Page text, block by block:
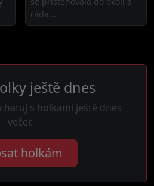
ráda...
ještě dnes
s holkami ještě dnes
večer.
holkám